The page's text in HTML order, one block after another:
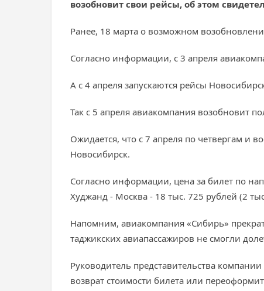
возобновит свои рейсы, об этом
Ранее, 18 марта о возможном
Согласно информации, с 3 апреля
А с 4 апреля запускаются рейсы
Так с 5 апреля авиакомпания возобновит
Ожидается, что с 7 апреля по четвергам и
Новосибирск.
Согласно информации, цена за билет по
Худжанд - Москва - 18 тыс. 725 рублей (2
Напомним, авиакомпания «Сибирь»
таджикских авиапассажиров не смогли
Руководитель представительства
возврат стоимости билета или